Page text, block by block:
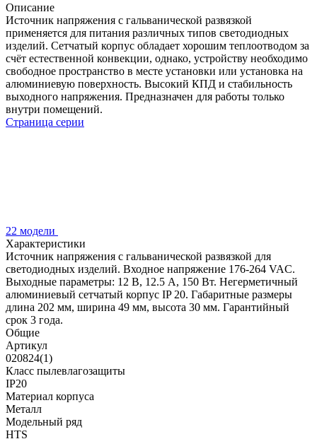
Описание
Источник напряжения с гальванической развязкой
применяется для питания различных типов светодиодных
изделий. Сетчатый корпус обладает хорошим теплоотводом за
счёт естественной конвекции, однако, устройству необходимо
свободное пространство в месте установки или установка на
алюминиевую поверхность. Высокий КПД и стабильность
выходного напряжения. Предназначен для работы только
внутри помещений.
Страница серии
22 модели
Характеристики
Источник напряжения с гальванической развязкой для
светодиодных изделий. Входное напряжение 176-264 VAC.
Выходные параметры: 12 В, 12.5 А, 150 Вт. Негерметичный
алюминиевый сетчатый корпус IP 20. Габаритные размеры
длина 202 мм, ширина 49 мм, высота 30 мм. Гарантийный
срок 3 года.
Общие
Артикул
020824(1)
Класс пылевлагозащиты
IP20
Материал корпуса
Металл
Модельный ряд
HTS